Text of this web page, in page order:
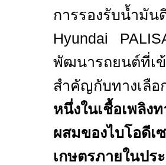
การรองรับน้ำมัน
Hyundai
พัฒนารถยนต์ที่เ
สำคัญกับทางเลื
หนึ่งในเชื้อเพลิง
ผสมของไบโอดี
เกษตรภายในปร